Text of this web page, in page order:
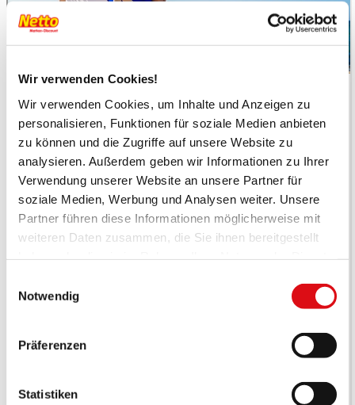
Wir verwenden Cookies!
Wir verwenden Cookies, um Inhalte und Anzeigen zu
personalisieren, Funktionen für soziale Medien anbieten
zu können und die Zugriffe auf unsere Website zu
analysieren. Außerdem geben wir Informationen zu Ihrer
Verwendung unserer Website an unsere Partner für
soziale Medien, Werbung und Analysen weiter. Unsere
Partner führen diese Informationen möglicherweise mit
weiteren Daten zusammen, die Sie ihnen bereitgestellt
Notwendig
Präferenzen
Statistiken